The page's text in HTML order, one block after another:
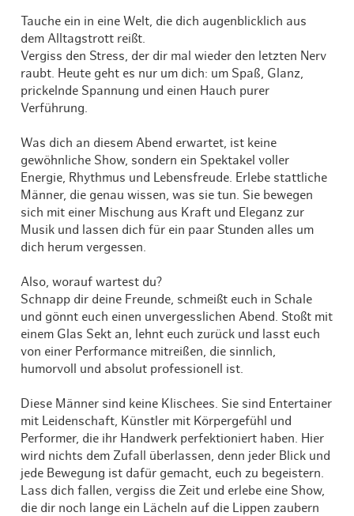
Tauche ein in eine Welt, die dich augenblicklich aus
dem Alltagstrott reißt.
Vergiss den Stress, der dir mal wieder den letzten Nerv
raubt. Heute geht es nur um dich: um Spaß, Glanz,
prickelnde Spannung und einen Hauch purer
Verführung.
Was dich an diesem Abend erwartet, ist keine
gewöhnliche Show, sondern ein Spektakel voller
Energie, Rhythmus und Lebensfreude. Erlebe stattliche
Männer, die genau wissen, was sie tun. Sie bewegen
sich mit einer Mischung aus Kraft und Eleganz zur
Musik und lassen dich für ein paar Stunden alles um
dich herum vergessen.
Also, worauf wartest du?
Schnapp dir deine Freunde, schmeißt euch in Schale
und gönnt euch einen unvergesslichen Abend. Stoßt mit
einem Glas Sekt an, lehnt euch zurück und lasst euch
von einer Performance mitreißen, die sinnlich,
humorvoll und absolut professionell ist.
Diese Männer sind keine Klischees. Sie sind Entertainer
mit Leidenschaft, Künstler mit Körpergefühl und
Performer, die ihr Handwerk perfektioniert haben. Hier
wird nichts dem Zufall überlassen, denn jeder Blick und
jede Bewegung ist dafür gemacht, euch zu begeistern.
Lass dich fallen, vergiss die Zeit und erlebe eine Show,
die dir noch lange ein Lächeln auf die Lippen zaubern